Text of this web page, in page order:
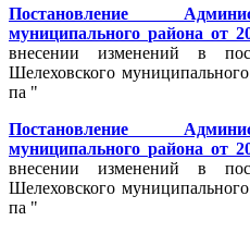
Постановление
муниципального района от
внесении изменений в
Шелеховского
па "
Постановление
муниципального района от
внесении изменений в
Шелеховского
па "